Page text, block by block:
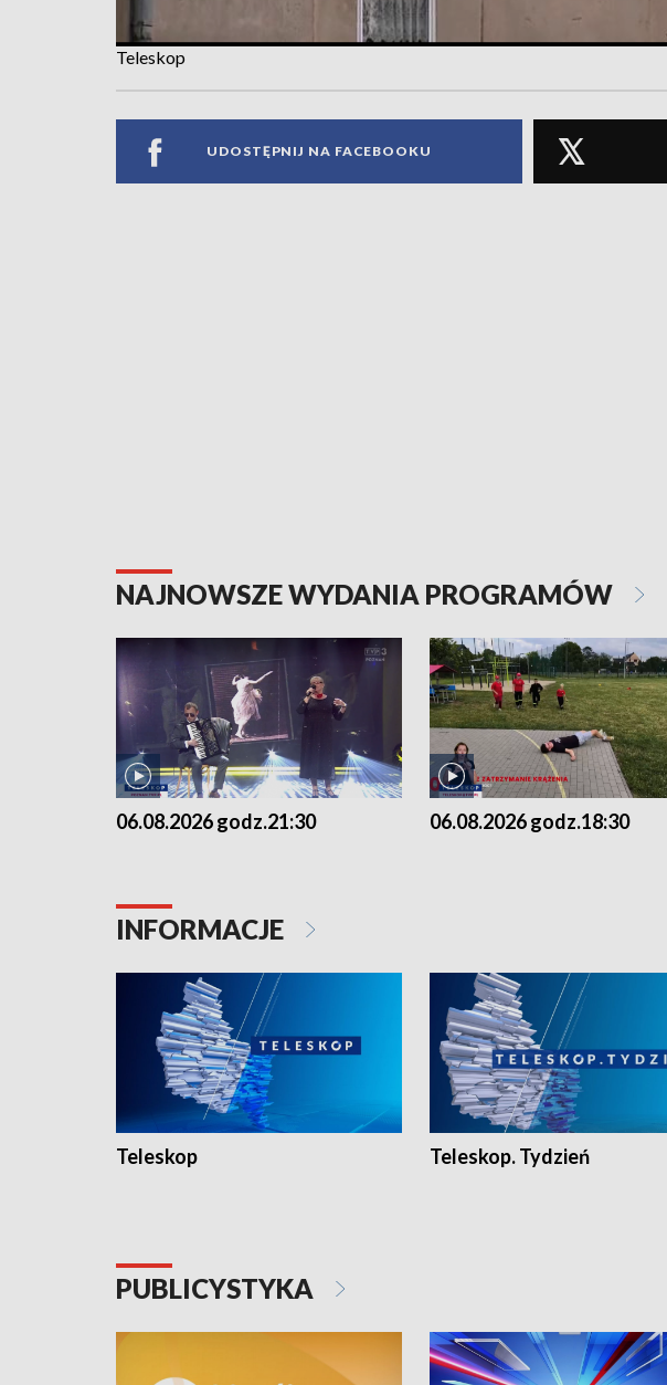
Teleskop
UDOSTĘPNIJ NA FACEBOOKU
NAJNOWSZE WYDANIA PROGRAMÓW
06.08.2026 godz.21:30 06.08.2026 godz.18:30
INFORMACJE
Teleskop Teleskop. Tydzień
PUBLICYSTYKA